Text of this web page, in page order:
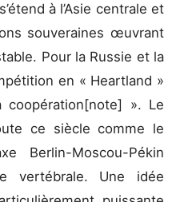
à l’Asie centrale et
souveraines œuvrant
Pour la Russie et la
en « Heartland »
coopération[note] ». Le
ce siècle comme le
Berlin-Moscou-Pékin
vertébrale. Une idée